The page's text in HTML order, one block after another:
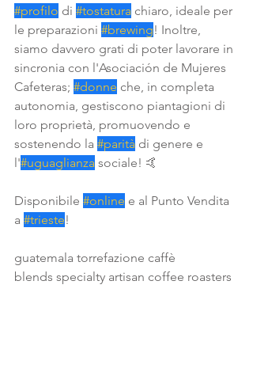
#profilo di #tostatura chiaro, ideale per
le preparazioni #brewing! Inoltre,
siamo davvero grati di poter lavorare in
sincronia con l'Asociación de Mujeres
Cafeteras; #donne che, in completa
autonomia, gestiscono piantagioni di
loro proprietà, promuovendo e
sostenendo la #parità di genere e
l'#uguaglianza sociale! 🤙
Disponibile #online e al Punto Vendita
a #trieste!
guatemala torrefazione caffè
blends specialty artisan coffee roasters